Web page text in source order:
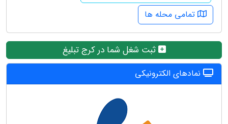
تمامی محله ها
ثبت شغل شما در کرج تبلیغ
نمادهای الکترونیکی